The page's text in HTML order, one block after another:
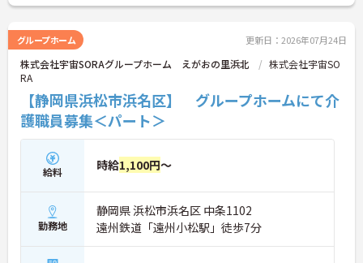
グループホーム 更新日：2026年07月24日
株式会社宇宙SORAグループホーム えがおの里浜北
株式会社宇宙SO
RA
【静岡県浜松市浜名区】 グループホームにて介
護職員募集＜パート＞
給料 時給1,100円～
勤務地
静岡県 浜松市浜名区 中条1102
遠州鉄道「遠州小松駅」徒歩7分